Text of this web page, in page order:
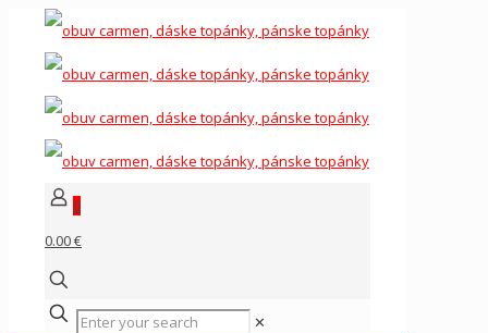
0
0.00 €
✕